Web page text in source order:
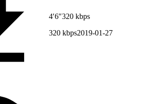
4′6″320 kbps
320 kbps2019-01-27